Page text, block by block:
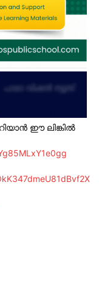
ഈ ലിങ്കിൽ